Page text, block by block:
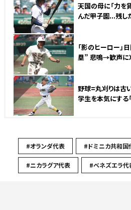
天国の母に「力を
んだ甲子園...残
NEW
「影のヒーロー」
塁” 悲鳴→歓声にX
NEW
野球=丸刈りは古
学生を本気にする
#オランダ代表 #ドミニカ共和国
#ニカラグア代表 #ベネズエラ代